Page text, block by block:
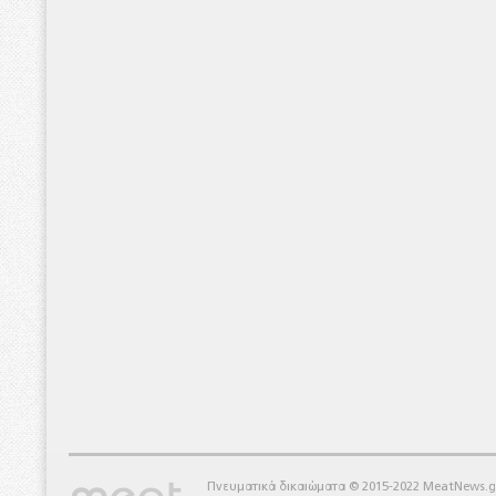
Πνευματικά δικαιώματα © 2015-2022